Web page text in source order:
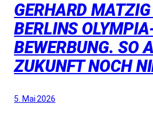
GERHARD
BERLINS
BEWERBUNG. SO
ZUKUNFT NOCH
5. Mai 2026